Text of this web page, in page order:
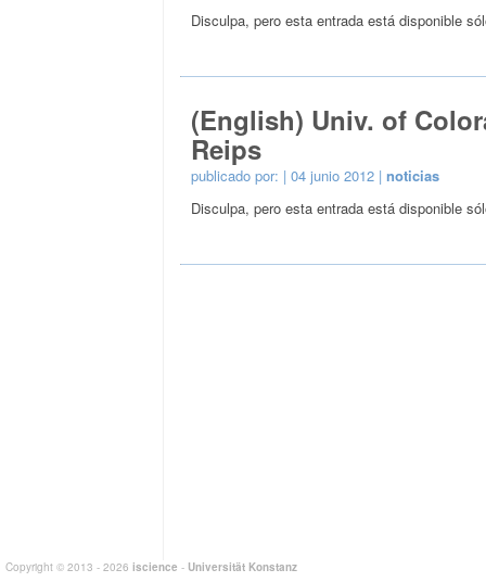
Disculpa, pero esta entrada está disponible
(English) Univ. of
Reips
publicado por: | 04 junio 2012 | noticias
Disculpa, pero esta entrada está disponible
Copyright © 2013 - 2026 iscience - Universität Konstanz